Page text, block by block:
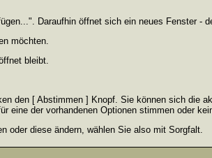
Daraufhin öffnet sich ein neues Fenster -
möchten.
bleibt.
den [ Abstimmen ] Knopf. Sie können sich die
eine der vorhandenen Optionen stimmen oder
oder diese ändern, wählen Sie also mit Sorgfalt.